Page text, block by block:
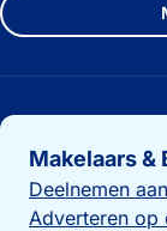
Belangrijke links
Makelaars &
Deelnemen
Adverteren op